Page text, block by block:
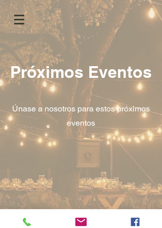
Próximos Eventos
Únase a nosotros para estos próximos
eventos